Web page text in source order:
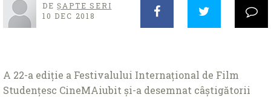
DEȘAPTE SERI
10 DEC 2018
A 22-a ediție a Festivalului Internațional de Film
Studențesc CineMAiubit și-a desemnat câștigătorii